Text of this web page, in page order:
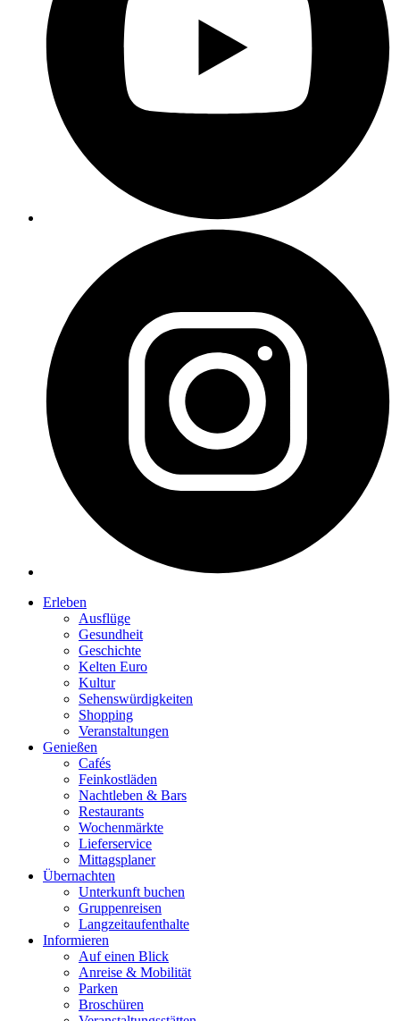
Erleben
Ausflüge
Gesundheit
Geschichte
Kelten Euro
Kultur
Sehenswürdigkeiten
Shopping
Veranstaltungen
Genießen
Cafés
Feinkostläden
Nachtleben & Bars
Restaurants
Wochenmärkte
Lieferservice
Mittagsplaner
Übernachten
Unterkunft buchen
Gruppenreisen
Langzeitaufenthalte
Informieren
Auf einen Blick
Anreise & Mobilität
Parken
Broschüren